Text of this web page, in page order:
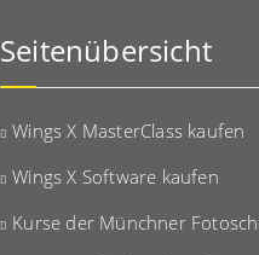
Seitenübersicht
Wings X MasterClass kaufen
Wings X Software kaufen
Kurse der Münchner